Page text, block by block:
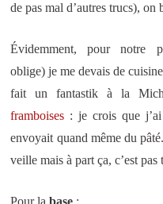
de pas mal d’autres trucs),
Évidemment, pour notre
oblige) je me devais de
fait un fantastik à la
framboises : je crois que
envoyait quand même du
veille mais à part ça, c’est